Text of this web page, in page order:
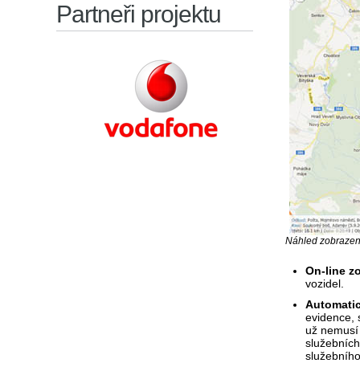
Partneři projektu
Náhled
On-line
vozidel.
evidence,
už